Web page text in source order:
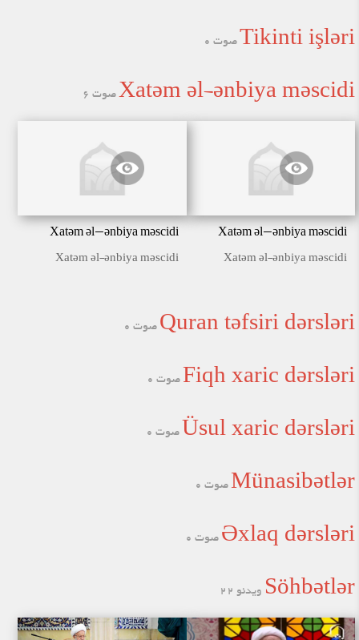
Tikinti işləri صوت 0
Xatəm əl-ənbiya məscidi صوت 6
Xatəm əl-ənbiya məscidi
Xatəm əl-ənbiya məscidi
Xatəm əl-ənbiya məscidi
Xatəm əl-ənbiya məscidi
Quran təfsiri dərsləri صوت 0
Fiqh xaric dərsləri صوت 0
Üsul xaric dərsləri صوت 0
Münasibətlər صوت 0
Əxlaq dərsləri صوت 0
Söhbətlər ویدئو 22